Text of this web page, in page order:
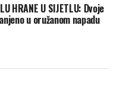
HRANE U SIJETLU: Dvoje
u oružanom napadu